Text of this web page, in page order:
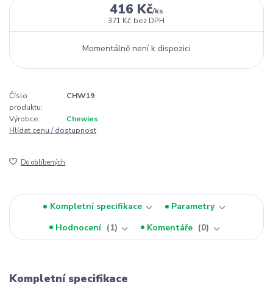
416 Kč/ks
371 Kč bez DPH
Momentálně není k dispozici
Číslo
produktu:
CHW19
Výrobce:
Chewies
Hlídat cenu / dostupnost
Do oblíbených
Kompletní specifikace
Parametry
Hodnocení
1 Komentáře 0
Kompletní specifikace